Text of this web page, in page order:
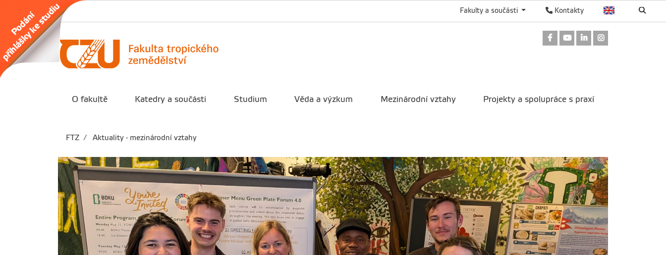
Kontakty
Fakulty a součásti
Odkaz na Facebook
Odkaz na Youtube
Odkaz na LinkedIn
O fakultě Katedry a součásti Studium Věda a výzkum Mezinárodní vztahy Projekty a spolupráce s praxí
FTZ Aktuality - mezinárodní vztahy